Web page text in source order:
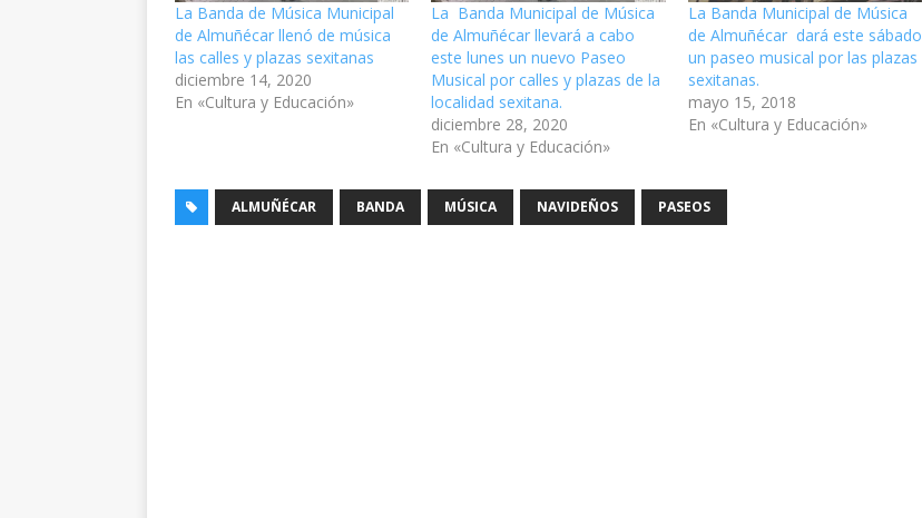
La Banda de Música Municipal
de Almuñécar llenó de música
las calles y plazas sexitanas
diciembre 14, 2020
En «Cultura y Educación»
La Banda Municipal de Música
de Almuñécar llevará a cabo
este lunes un nuevo Paseo
Musical por calles y plazas de la
localidad sexitana.
diciembre 28, 2020
En «Cultura y Educación»
La Banda Municipal de Música
de Almuñécar dará este sábado
un paseo musical por las plazas
sexitanas.
mayo 15, 2018
En «Cultura y Educación»
ALMUÑÉCAR BANDA MÚSICA NAVIDEÑOS PASEOS